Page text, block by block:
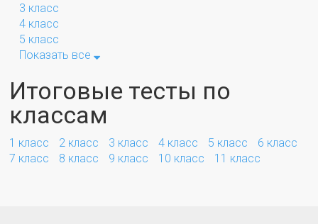
3 класс
4 класс
5 класс
Показать все
Итоговые тесты по
классам
1 класс 2 класс 3 класс 4 класс 5 класс
6 класс
7 класс
8 класс 9 класс 10 класс 11 класс